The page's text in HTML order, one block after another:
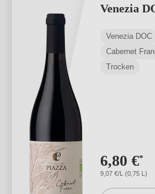
Venezia
Venezia DOC
Cabernet
Trocken
6,80 €*
9,07 €/L (0,75 L)